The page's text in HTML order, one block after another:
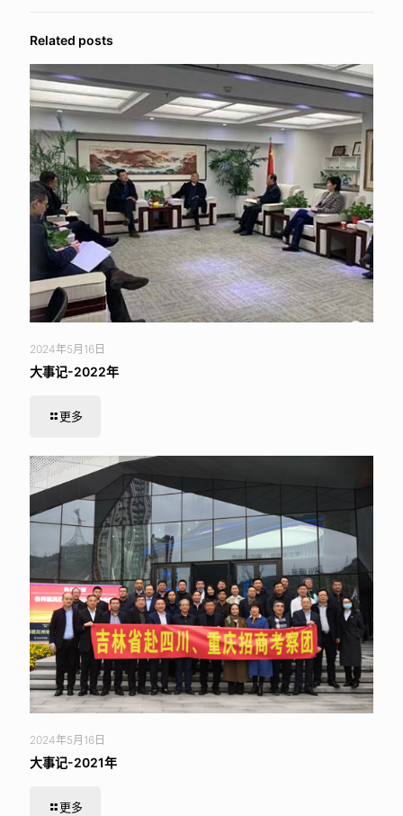
Related posts
2024年5月16日
大事记-2022年
更多
2024年5月16日
大事记-2021年
更多